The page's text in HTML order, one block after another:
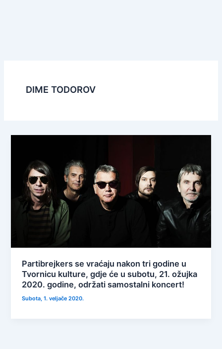
DIME TODOROV
Partibrejkers se vraćaju nakon tri godine u
Tvornicu kulture, gdje će u subotu, 21. ožujka
2020. godine, održati samostalni koncert!
Subota, 1. veljače 2020.